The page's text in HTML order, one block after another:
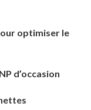
optimiser le
d’occasion